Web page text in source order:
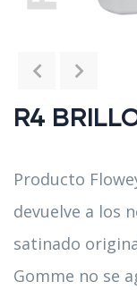
R4
Producto
devuelve a los
satinado
Gomme no se